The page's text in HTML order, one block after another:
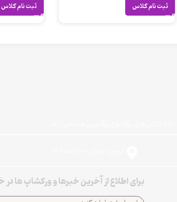
ثبت نام کلاس ثبت نام کلاس
برای اطلاع از آخرین خبرها و ورکشاپ ها